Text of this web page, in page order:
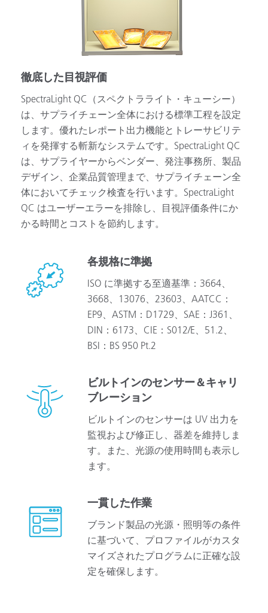
徹底した目視評価
SpectraLight QC（スペクトラライト・キューシー）
は、サプライチェーン全体における標準工程を設定
します。優れたレポート出力機能とトレーサビリテ
ィを発揮する斬新なシステムです。SpectraLight QC
は、サプライヤーからベンダー、発注事務所、製品
デザイン、企業品質管理まで、サプライチェーン全
体においてチェック検査を行います。SpectraLight
QC はユーザーエラーを排除し、目視評価条件にか
かる時間とコストを節約します。
各規格に準拠
ISO に準拠する至適基準：3664、
3668、13076、23603、AATCC：
EP9、ASTM：D1729、SAE：J361、
DIN：6173、CIE：S012/E、51.2、
BSI：BS 950 Pt.2
ビルトインのセンサー＆キャリ
ブレーション
ビルトインのセンサーは UV 出力を
監視および修正し、器差を維持しま
す。また、光源の使用時間も表示し
ます。
一貫した作業
ブランド製品の光源・照明等の条件
に基づいて、プロファイルがカスタ
マイズされたプログラムに正確な設
定を確保します。